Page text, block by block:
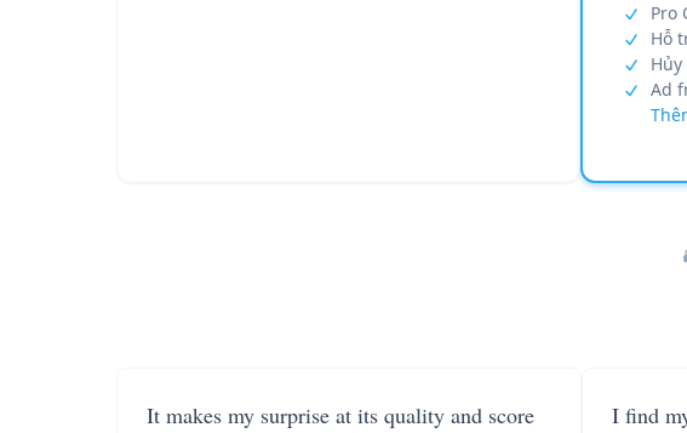
Pro
Hỗ
Ad
It makes my surprise at its quality and score
I find